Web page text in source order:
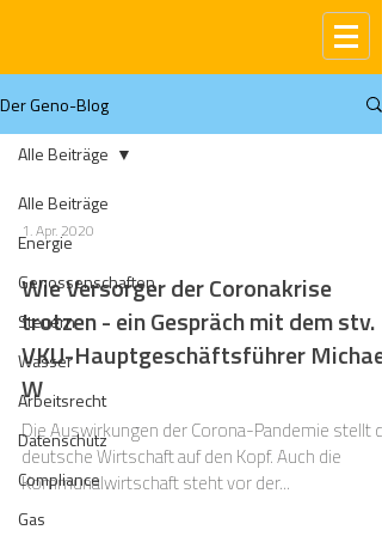
Der Geno-Blog
Alle Beiträge
Energie
Genossenschaften
Steuern
Wasser
Arbeitsrecht
Datenschutz
Compliance
Gas
Alle Beiträge
1. Apr. 2020
Wie Versorger der Coronakrise
trotzen - ein Gespräch mit dem stv.
VKU-Hauptgeschäftsführer Michael
W
Die Auswirkungen der Corona-Pandemie stellt
deutsche Wirtschaft auf den Kopf. Auch die
Kommunalwirtschaft steht vor der...